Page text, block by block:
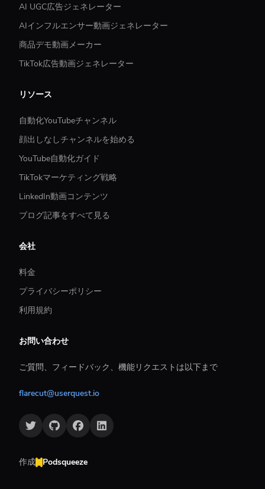
AI UGC広告ジェネレーター
AIインフルエンサー動画ジェネレーター
商品デモ動画メーカー
TikTok広告動画ジェネレーター
リソース
自動化YouTubeチャンネル
顔出しなしチャンネルを始める
YouTube自動化ガイド
TikTokマーケティング戦略
LinkedIn動画コンテンツ
ブログ記事をすべて見る
会社
料金
プライバシーポリシー
利用規約
お問い合わせ
ご質問、フィードバック、機能リクエストは以下まで
flarecut@userquest.io
作成 Podsqueeze